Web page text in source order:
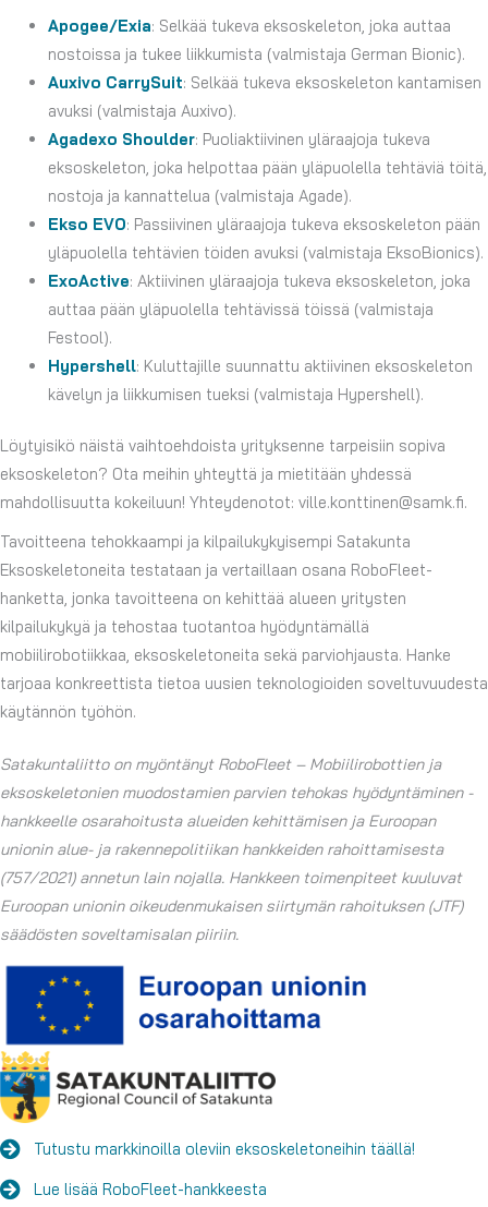
Apogee/Exia: Selkää tukeva eksoskeleton, joka auttaa
nostoissa ja tukee liikkumista (valmistaja German Bionic).
Auxivo CarrySuit: Selkää tukeva eksoskeleton kantamisen
avuksi (valmistaja Auxivo).
Agadexo Shoulder: Puoliaktiivinen yläraajoja tukeva
eksoskeleton, joka helpottaa pään yläpuolella tehtäviä töitä,
nostoja ja kannattelua (valmistaja Agade).
Ekso EVO: Passiivinen yläraajoja tukeva eksoskeleton pään
yläpuolella tehtävien töiden avuksi (valmistaja EksoBionics).
ExoActive: Aktiivinen yläraajoja tukeva eksoskeleton, joka
auttaa pään yläpuolella tehtävissä töissä (valmistaja
Festool).
Hypershell: Kuluttajille suunnattu aktiivinen eksoskeleton
kävelyn ja liikkumisen tueksi (valmistaja Hypershell).
Löytyisikö näistä vaihtoehdoista yrityksenne tarpeisiin sopiva
eksoskeleton? Ota meihin yhteyttä ja mietitään yhdessä
mahdollisuutta kokeiluun! Yhteydenotot: ville.konttinen@samk.fi.
Tavoitteena tehokkaampi ja kilpailukykyisempi Satakunta
Eksoskeletoneita testataan ja vertaillaan osana RoboFleet-
hanketta, jonka tavoitteena on kehittää alueen yritysten
kilpailukykyä ja tehostaa tuotantoa hyödyntämällä
mobiilirobotiikkaa, eksoskeletoneita sekä parviohjausta. Hanke
tarjoaa konkreettista tietoa uusien teknologioiden soveltuvuudesta
käytännön työhön.
Satakuntaliitto on myöntänyt RoboFleet – Mobiilirobottien ja
eksoskeletonien muodostamien parvien tehokas hyödyntäminen -
hankkeelle osarahoitusta alueiden kehittämisen ja Euroopan
unionin alue- ja rakennepolitiikan hankkeiden rahoittamisesta
(757/2021) annetun lain nojalla. Hankkeen toimenpiteet kuuluvat
Euroopan unionin oikeudenmukaisen siirtymän rahoituksen (JTF)
säädösten soveltamisalan piiriin.
Tutustu markkinoilla oleviin eksoskeletoneihin täällä!
Lue lisää RoboFleet-hankkeesta